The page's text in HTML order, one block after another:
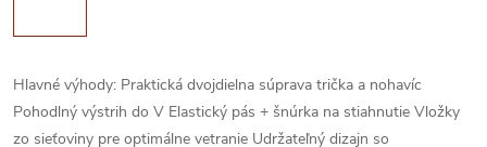
Hlavné výhody: Praktická dvojdielna súprava trička a nohavíc
Pohodlný výstrih do V Elastický pás + šnúrka na stiahnutie Vložky
zo sieťoviny pre optimálne vetranie Udržateľný dizajn so